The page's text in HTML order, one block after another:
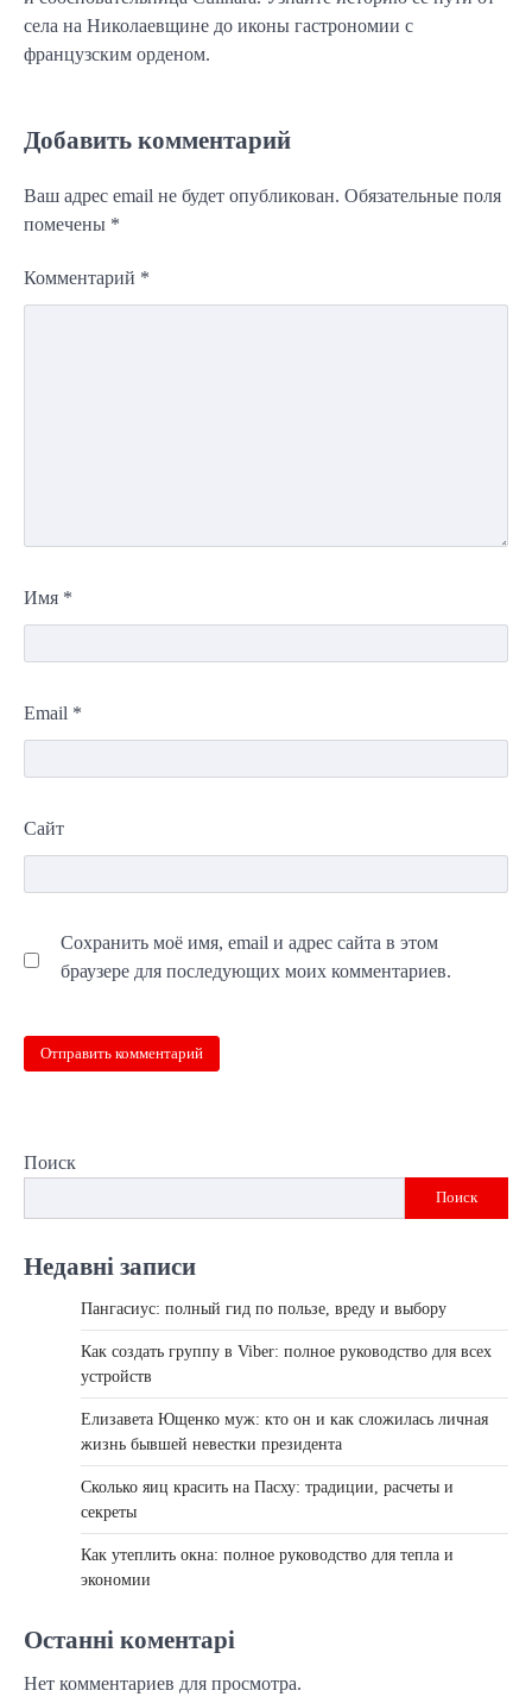
села на Николаевщине до иконы гастрономии с
французским орденом.
Добавить комментарий
Ваш адрес email не будет опубликован. Обязательные поля
помечены *
Комментарий *
Имя *
Email *
Сайт
Сохранить моё имя, email и адрес сайта в этом
браузере для последующих моих комментариев.
Поиск
Поиск
Недавні записи
Пангасиус: полный гид по пользе, вреду и выбору
Как создать группу в Viber: полное руководство для всех
устройств
Елизавета Ющенко муж: кто он и как сложилась личная
жизнь бывшей невестки президента
Сколько яиц красить на Пасху: традиции, расчеты и
секреты
Как утеплить окна: полное руководство для тепла и
экономии
Останні коментарі
Нет комментариев для просмотра.